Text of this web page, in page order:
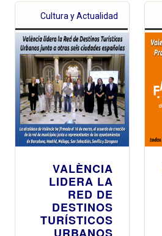
Cultura y Actualidad
VALÈNCIA
LIDERA LA
RED DE
DESTINOS
TURÍSTICOS